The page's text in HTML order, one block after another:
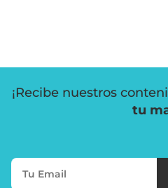
¡Recibe nuestros
tu